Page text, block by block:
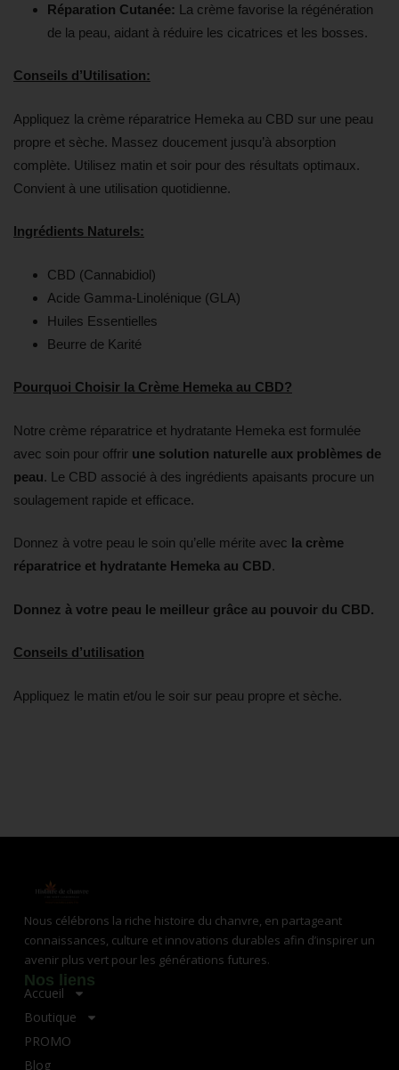
Réparation Cutanée: La crème favorise la régénération
de la peau, aidant à réduire les cicatrices et les bosses.
Conseils d’Utilisation:
Appliquez la crème réparatrice Hemeka au CBD sur une peau
propre et sèche. Massez doucement jusqu’à absorption
complète. Utilisez matin et soir pour des résultats optimaux.
Convient à une utilisation quotidienne.
Ingrédients Naturels:
CBD (Cannabidiol)
Acide Gamma-Linolénique (GLA)
Huiles Essentielles
Beurre de Karité
Pourquoi Choisir la Crème Hemeka au CBD?
Notre crème réparatrice et hydratante Hemeka est formulée
avec soin pour offrir une solution naturelle aux problèmes de
peau. Le CBD associé à des ingrédients apaisants procure un
soulagement rapide et efficace.
Donnez à votre peau le soin qu’elle mérite avec la crème
réparatrice et hydratante Hemeka au CBD.
Donnez à votre peau le meilleur grâce au pouvoir du CBD.
Conseils d’utilisation
Appliquez le matin et/ou le soir sur peau propre et sèche.
Nous célébrons la riche histoire du chanvre, en partageant
connaissances, culture et innovations durables afin d’inspirer un
avenir plus vert pour les générations futures.
Nos liens
Accueil
Boutique
PROMO
Blog